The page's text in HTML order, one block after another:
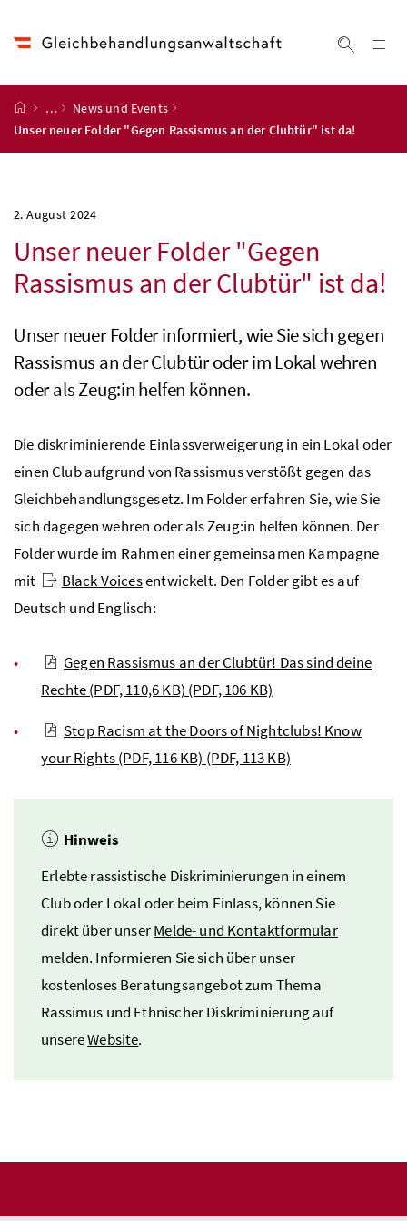
Startseite
…
News und Events
Unser neuer Folder "Gegen Rassismus an der Clubtür" ist da!
2. August 2024
Unser neuer Folder "Gegen
Rassismus an der Clubtür" ist da!
Unser neuer Folder informiert, wie Sie sich gegen
Rassismus an der Clubtür oder im Lokal wehren
oder als Zeug:in helfen können.
Die diskriminierende Einlassverweigerung in ein Lokal oder
einen Club aufgrund von Rassismus verstößt gegen das
Gleichbehandlungsgesetz. Im Folder erfahren Sie, wie Sie
sich dagegen wehren oder als Zeug:in helfen können. Der
Folder wurde im Rahmen einer gemeinsamen Kampagne
mit
Black Voicesentwickelt. Den Folder gibt es auf
Deutsch und Englisch:
Gegen Rassismus an der Clubtür! Das sind deine
Rechte (PDF, 110,6 KB) (PDF, 106 KB)
Stop Racism at the Doors of Nightclubs! Know
your Rights (PDF, 116 KB) (PDF, 113 KB)
Hinweis
Erlebte rassistische Diskriminierungen in einem
Club oder Lokal oder beim Einlass, können Sie
direkt über unserMelde- und Kontaktformular
melden. Informieren Sie sich über unser
kostenloses Beratungsangebot zum Thema
Rassimus und Ethnischer Diskriminierung auf
unsereWebsite.